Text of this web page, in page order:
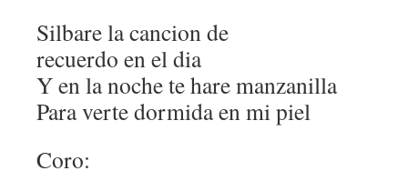
Silbare la cancion de
recuerdo en el dia
Y en la noche te hare manzanilla
Para verte dormida en mi piel
Coro: